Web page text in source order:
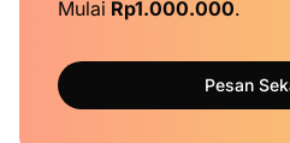
Mulai Rp1.000.000.
Pesan